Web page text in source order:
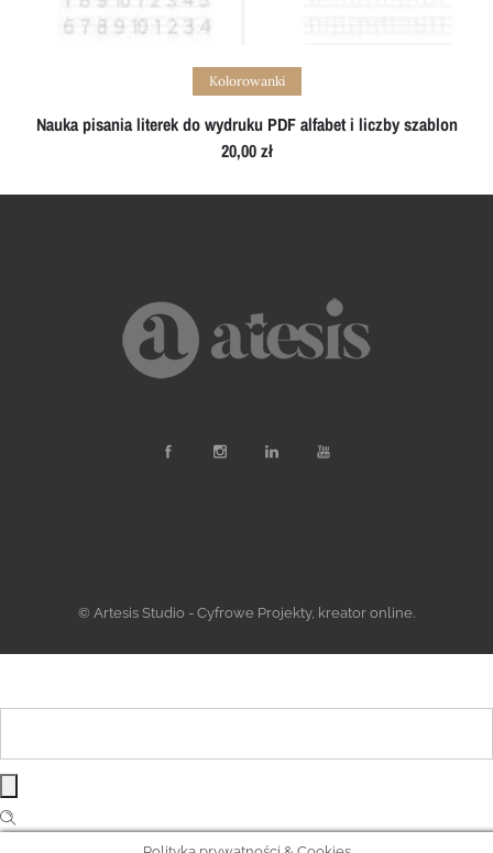
Add to cart
Kolorowanki
Nauka pisania literek do wydruku PDF alfabet i liczby szablon
20,00zł
© Artesis Studio - Cyfrowe Projekty, kreator online.